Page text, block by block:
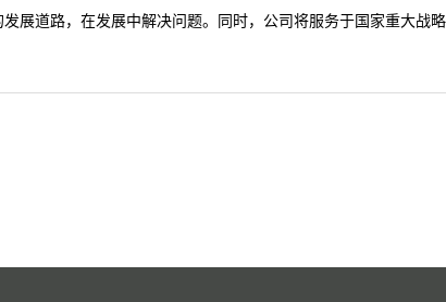
道路，在发展中解决问题。同时，公司将服务于国家重大战